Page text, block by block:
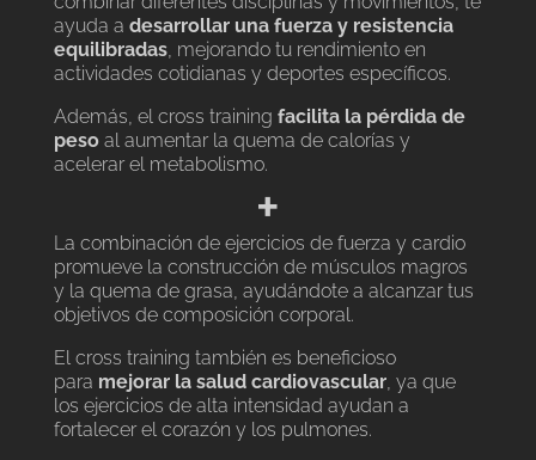
ayuda a desarrollar una fuerza y resistencia
equilibradas, mejorando tu rendimiento en
actividades cotidianas y deportes específicos.
Además, el cross training facilita la pérdida de
peso al aumentar la quema de calorías y
acelerar el metabolismo.
+
La combinación de ejercicios de fuerza y cardio
promueve la construcción de músculos magros
y la quema de grasa, ayudándote a alcanzar tus
objetivos de composición corporal.
El cross training también es beneficioso
para mejorar la salud cardiovascular, ya que
los ejercicios de alta intensidad ayudan a
fortalecer el corazón y los pulmones.